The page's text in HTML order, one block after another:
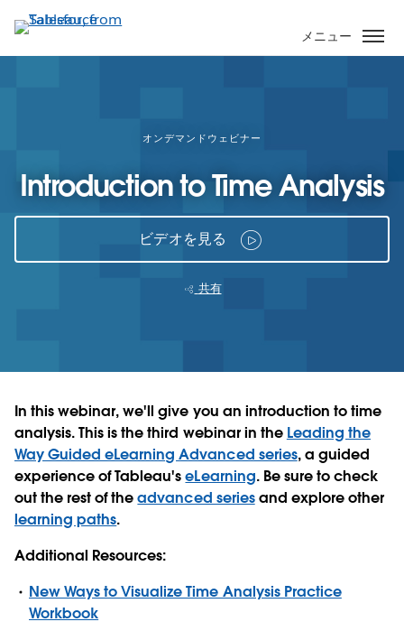
イ
ン
メニュー
オンデマンドウェビナー
Introduction to Time Analysis
ビデオを見る
共有
In this webinar, we'll give you an introduction to time
analysis. This is the third webinar in the Leading the
Way Guided eLearning Advanced series, a guided
experience of Tableau'seLearning. Be sure to check
out the rest of theadvanced seriesand explore other
learning paths.
Additional Resources:
New Ways to Visualize Time Analysis Practice
Workbook